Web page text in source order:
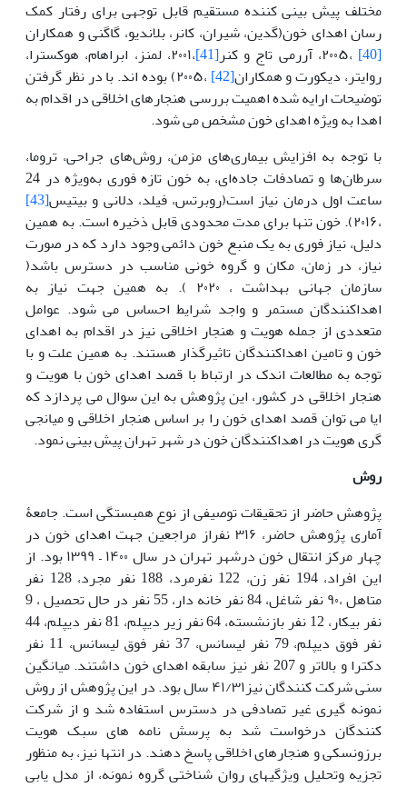
مختلف پیش بینی کننده مستقیم قابل توجهی برای رفتار کمک
رسان اهدای خون(گدین، شیران، کانر، بلاندیو، گاگنی و همکاران
[40]
،۲۰۰۵، آررمی تاج و کنر [41]
،۲۰۰۱، لمنز، ابراهام، هوکسترا،
روایتر، دیکورت و همکاران[42]
،۲۰۰۵) بوده اند. با در نظر گرفتن
توضیحات ارایه شده اهمیت بررسی هنجارهای اخلاقی در اقدام به
اهدا به ویژه اهدای خون مشخص می شود.
با توجه به افزایش بیماری‌های مزمن، روش‌های جراحی، تروما،
سرطان‌ها و تصادفات جاده‌ای، به خون تازه فوری به‌ویژه در 24
ساعت اول درمان نیاز است(روبرتس، فیلد، دلانی و بیتیس[43]
،۲۰۱۶). خون تنها برای مدت محدودی قابل ذخیره است. به همین
دلیل، نیاز فوری به یک منبع خون دائمی وجود دارد که در صورت
نیاز، در زمان، مکان و گروه خونی مناسب در دسترس باشد(
سازمان جهانی بهداشت ، ۲۰۲۰ ). به همین جهت نیاز به
اهداکنندگان مستمر و واجد شرایط احساس می شود. عوامل
متعددی از جمله هویت و هنجار اخلاقی نیز در اقدام به اهدای
خون و تامین اهداکنندگان تاثیرگذار هستند. به همین علت و با
توجه به مطالعات اندک در ارتباط با قصد اهدای خون با هویت و
هنجار اخلاقی در کشور، این پژوهش به این سوال می پردازد که
ایا می توان قصد اهدای خون را بر اساس هنجار اخلاقی و میانجی
گری هویت در اهداکنندگان خون در شهر تهران پیش بینی نمود.
روش
پژوهش حاضر از تحقیقات توصیفی از نوع همبستگی است. جامعۀ
آماری پژوهش حاضر، ۳۱۶ نفراز مراجعین جهت اهدای خون در
چهار مرکز انتقال خون درشهر تهران در سال ۱۴۰۰ – ۱۳۹۹ بود. از
این افراد، 194 نفر زن، 122 نفرمرد، 188 نفر مجرد، 128 نفر
متاهل ،۹۰ نفر شاغل، 84 نفر خانه دار، 55 نفر در حال تحصیل ، 9
نفر بیکار، 12 نفر بازنشسته، 64 نفر زیر دیپلم، 81 نفر دیپلم، 44
نفر فوق دیپلم، 79 نفر لیسانس، 37 نفر فوق لیسانس، 11 نفر
دکترا و بالاتر و 207 نفر نیز سابقه اهدای خون داشتند. میانگین
سنی شرکت کنندگان نیز۴۱/۳۱ سال بود. در این پژوهش از روش
نمونه گیری غیر تصادفی در دسترس استفاده شد و از شرکت
کنندگان درخواست شد به پرسش نامه های سبک هویت
برزونسکی و هنجارهای اخلاقی پاسخ دهند. در انتها نیز، به منظور
تجزیه وتحلیل ویژگیهای روان شناختی گروه نمونه، از مدل یابی